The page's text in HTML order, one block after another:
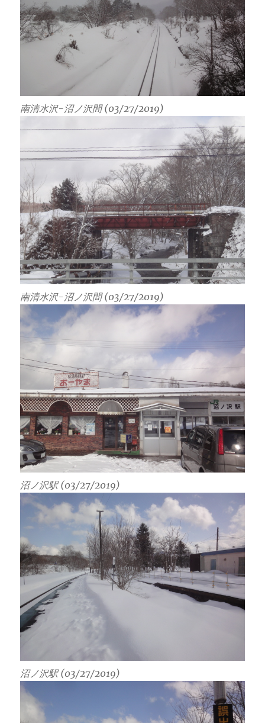
南清水沢-沼ノ沢間 (03/27/2019)
南清水沢-沼ノ沢間 (03/27/2019)
沼ノ沢駅 (03/27/2019)
沼ノ沢駅 (03/27/2019)